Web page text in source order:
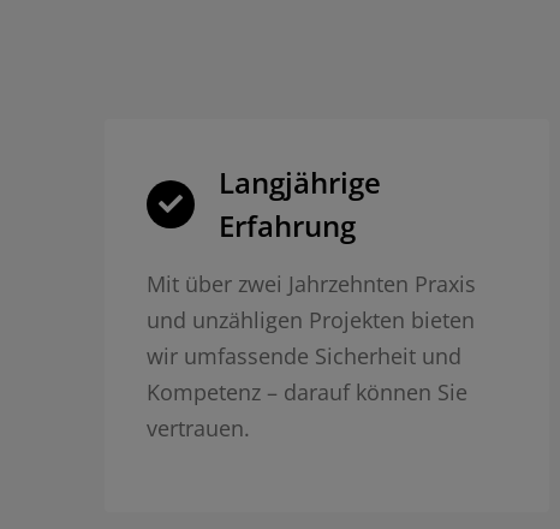
Langjährige
Erfahrung
Mit über zwei Jahrzehnten Praxis
und unzähligen Projekten bieten
wir umfassende Sicherheit und
Kompetenz – darauf können Sie
vertrauen.